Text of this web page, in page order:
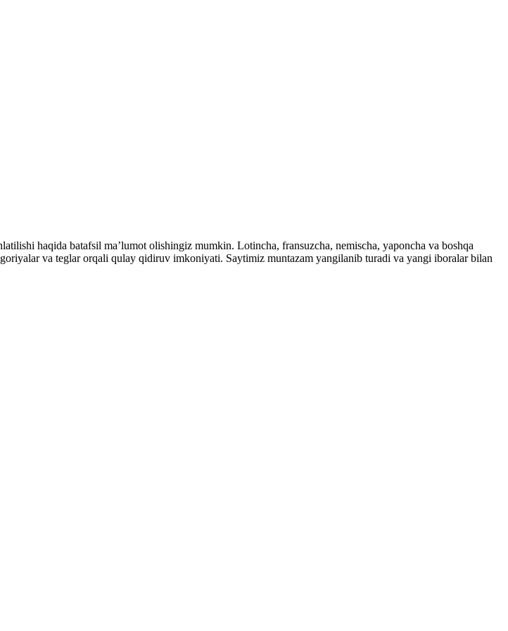
haqida batafsil maʼlumot olishingiz mumkin. Lotincha, fransuzcha, nemischa, yaponcha va boshqa
va teglar orqali qulay qidiruv imkoniyati. Saytimiz muntazam yangilanib turadi va yangi iboralar bilan